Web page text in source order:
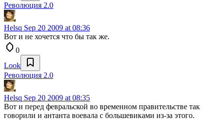
Революция 2.0
Helsq Sep 20 2009 at 08:36
Вот и не хочется что бы так же.
0
Look
Революция 2.0
Helsq Sep 20 2009 at 08:35
Вот и перед февральской во временном правительстве так
говорили и антанта воевала с большевиками из-за этого.